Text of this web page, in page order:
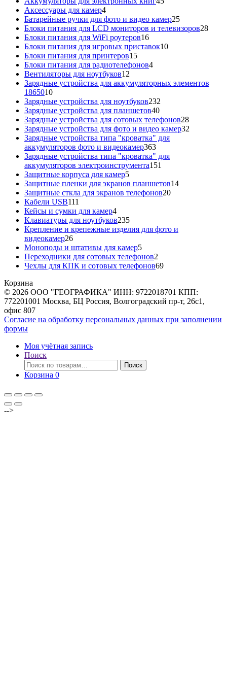
Аксессуары для камер44
товара
Батарейные ручки для фото и видео камер2525
товаров
Блоки питания для LCD мониторов и телевизоров2828
Блоки питания для WiFi роутеров1616
товаров
Блоки питания для игровых приставок1010
Блоки питания для принтеров1515
товаров
Блоки питания для радиотелефонов44
Вентиляторы для ноутбуков12
товаров
Зарядные устройства для аккумуляторных элементов
186501010
товаров
Зарядные устройства для ноутбуков232
Зарядные устройства для планшетов4040
товаров
Зарядные устройства для сотовых телефонов2828
товаров
Зарядные устройства для фото и видео камер32
Зарядные устройства типа "кроватка" для
аккумуляторов фото и видеокамер363363
товара
Зарядные устройства типа "кроватка" для
аккумуляторов электроинструмента151
Защитные корпуса для камер55
товаров
Защитные пленки для экранов планшетов1414
Защитные сткла для экранов телефонов2020
Кабели USB111
товаров
Кейсы и сумки для камер44
товара
Клавиатуры для ноутбуков235235
товаров
Крепление и крепежные изделия для фото и
видеокамер2626
товаров
Моноподы и штативы для камер55
товаров
Переходники для сотовых телефонов2
товара
Чехлы для КПК и сотовых телефонов6969
Корзина
© 2026 ООО "ГЕОГРАФИКА" ИНН: 9722018701 КПП:
772201001 Москва, БЦ Россия, Волгоградский пр-т, 26с1,
офис 807
Согласие на обработку персональных данных при заполнении
формы
Моя учётная запись
Поиск
Искать:
Поиск
Корзина 0
-->